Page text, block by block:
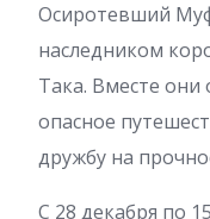
Осиротевший
наследником
Така. Вместе они
опасное
дружбу на
С 28 декабря по